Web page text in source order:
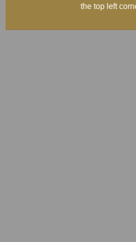
the top left